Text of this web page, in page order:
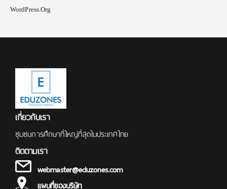
WordPress.org
เกี่ยวกับเรา
ชุมชนการศึกษาที่ใหญ่ที่สุดในประเทศไทย
ติดตามเรา
webmaster@eduzones.com
แผนที่ของบริษัท